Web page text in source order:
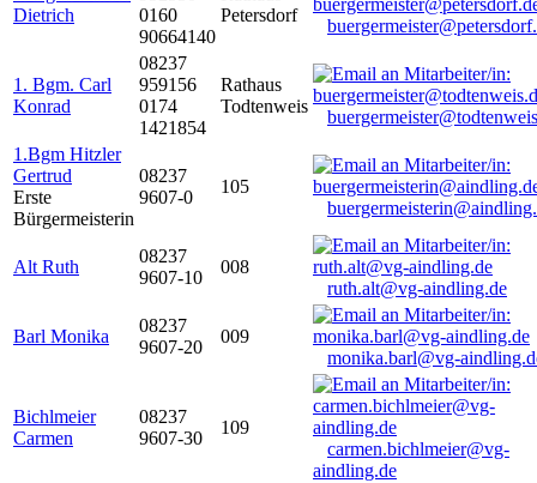
Dietrich
0160
90664140
Petersdorf
1. Bgm. Carl
Konrad
08237
959156
0174
1421854
Rathaus
Todtenweis
1.Bgm Hitzler
Gertrud
Erste
Bürgermeisterin
08237
9607-0
105
Alt Ruth
08237
9607-10
008
ruth.alt@vg-aindling.de
Barl Monika
08237
9607-20
009
monika.barl@vg-
Bichlmeier
Carmen
08237
9607-30
109
carmen.bichlmeier@vg-
aindling.de